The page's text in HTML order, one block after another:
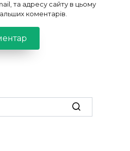
та адресу сайту в цьому
коментарів.